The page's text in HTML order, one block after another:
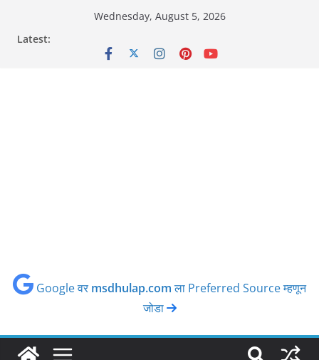
Wednesday, August 5, 2026
Latest:
Google वर msdhulap.comला Preferred Source म्हणून
जोडा